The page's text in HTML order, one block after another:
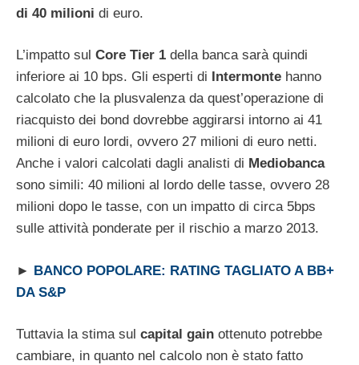
di 40 milioni di euro.
L’impatto sul Core Tier 1 della banca sarà quindi
inferiore ai 10 bps. Gli esperti di
Intermonte hanno
calcolato che la plusvalenza da quest’operazione di
riacquisto dei bond dovrebbe aggirarsi intorno ai 41
milioni di euro lordi, ovvero 27 milioni di euro netti.
Anche i valori calcolati dagli analisti di Mediobanca
sono simili: 40 milioni al lordo delle tasse, ovvero 28
milioni dopo le tasse, con un impatto di circa 5bps
sulle attività ponderate per il rischio a marzo 2013.
► BANCO POPOLARE: RATING TAGLIATO A BB+
DA S&P
Tuttavia la stima sul capital gain ottenuto potrebbe
cambiare, in quanto nel calcolo non è stato fatto